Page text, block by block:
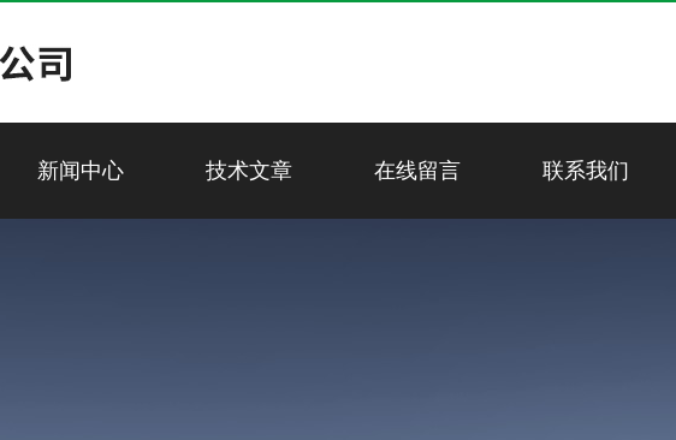
新闻中心 技术文章 在线留言 联系我们